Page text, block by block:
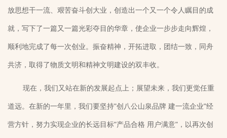
放思想干一流、艰苦奋斗创大业，创造出一个又一个令人瞩目的成
就，写下了一篇又一篇光彩夺目的华章，使企业一步步走向辉煌，
顺利地完成了每一次创业。振奋精神，开拓进取，团结一致，同舟
共济，取得了物质文明和精神文明建设的双丰收。
现在，我们又站在新的发展起点上；展望未来，我们更觉任重
道远。在新的一年里，我们要坚持"创八公山泉品牌 建一流企业"经
营方针，努力实现企业的长远目标"产品合格 用户满意"，以再次创